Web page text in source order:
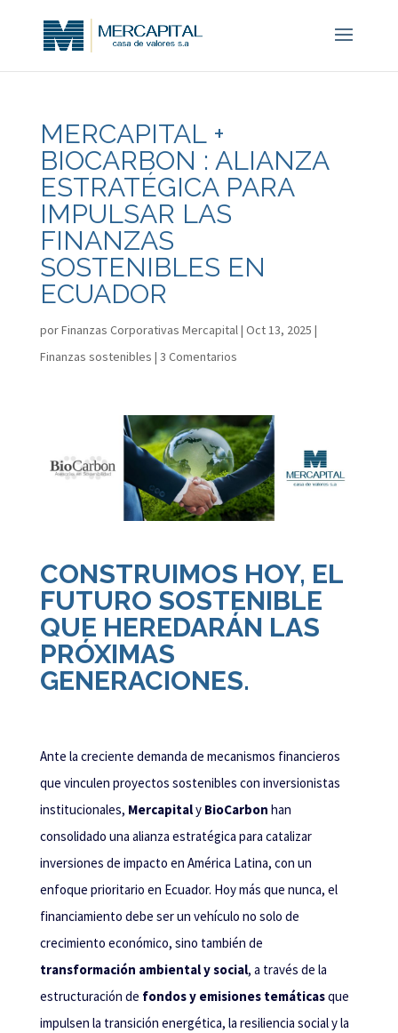
MERCAPITAL +
BIOCARBON : ALIANZA
ESTRATÉGICA PARA
IMPULSAR LAS
FINANZAS
SOSTENIBLES EN
ECUADOR
porFinanzas Corporativas Mercapital| Oct 13, 2025 |
Finanzas sostenibles | 3 Comentarios
CONSTRUIMOS HOY, EL
FUTURO SOSTENIBLE
QUE HEREDARÁN LAS
PRÓXIMAS
GENERACIONES.
Ante la creciente demanda de mecanismos financieros
que vinculen proyectos sostenibles con inversionistas
institucionales, Mercapitaly BioCarbon han
consolidado una alianza estratégica para catalizar
inversiones de impacto en América Latina, con un
enfoque prioritario en Ecuador. Hoy más que nunca, el
financiamiento debe ser un vehículo no solo de
crecimiento económico, sino también de
transformación ambiental y social, a través de la
estructuración de fondos y emisiones temáticasque
impulsen la transición energética, la resiliencia social y la